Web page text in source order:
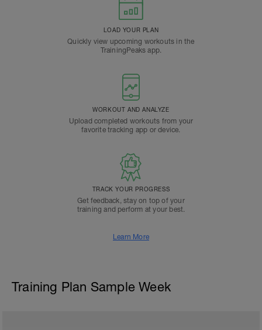
LOAD YOUR PLAN
Quickly view upcoming workouts in the
TrainingPeaks app.
WORKOUT AND ANALYZE
Upload completed workouts from your
favorite tracking app or device.
TRACK YOUR PROGRESS
Get feedback, stay on top of your
training and perform at your best.
Learn More
Training Plan Sample Week